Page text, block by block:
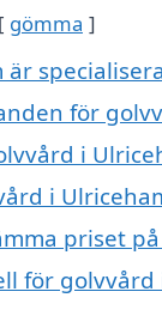
gömma
är
för
i
i
priset
för